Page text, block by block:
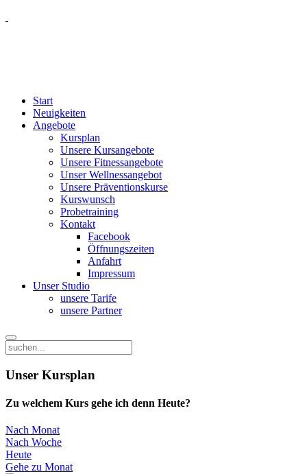
Start
Neuigkeiten
Angebote
Kursplan
Unsere Kursangebote
Unsere Fitnessangebote
Unser Wellnessangebot
Unsere Präventionskurse
Kurswunsch
Probetraining
Kontakt
Facebook
Öffnungszeiten
Anfahrt
Impressum
Unser Studio
unsere Tarife
unsere Partner
Unser Kursplan
Zu welchem Kurs gehe ich denn Heute?
Nach Monat
Nach Woche
Heute
Gehe zu Monat